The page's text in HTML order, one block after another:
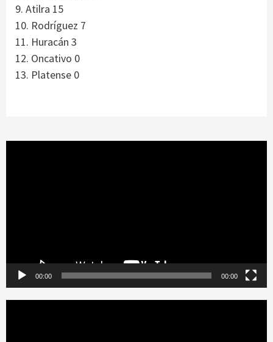
9. Atilra 15
10. Rodríguez 7
11. Huracán 3
12. Oncativo 0
13. Platense 0
00:00 00:00